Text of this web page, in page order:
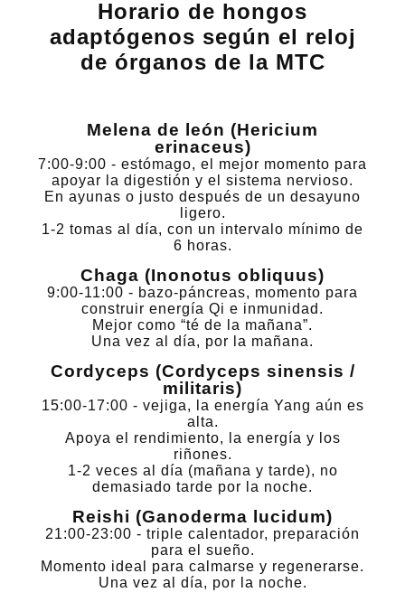
Horario de hongos
adaptógenos según el reloj
de órganos de la MTC
Melena de león (Hericium
erinaceus)
7:00-9:00 - estómago, el mejor momento para
apoyar la digestión y el sistema nervioso.
En ayunas o justo después de un desayuno
ligero.
1-2 tomas al día, con un intervalo mínimo de
6 horas.
Chaga (Inonotus obliquus)
9:00-11:00 - bazo-páncreas, momento para
construir energía Qi e inmunidad.
Mejor como “té de la mañana”.
Una vez al día, por la mañana.
Cordyceps (Cordyceps sinensis /
militaris)
15:00-17:00 - vejiga, la energía Yang aún es
alta.
Apoya el rendimiento, la energía y los
riñones.
1-2 veces al día (mañana y tarde), no
demasiado tarde por la noche.
Reishi (Ganoderma lucidum)
21:00-23:00 - triple calentador, preparación
para el sueño.
Momento ideal para calmarse y regenerarse.
Una vez al día, por la noche.